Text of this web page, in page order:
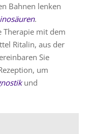
Bahnen lenken
.
Therapie mit dem
Ritalin, aus der
Sie
um
und